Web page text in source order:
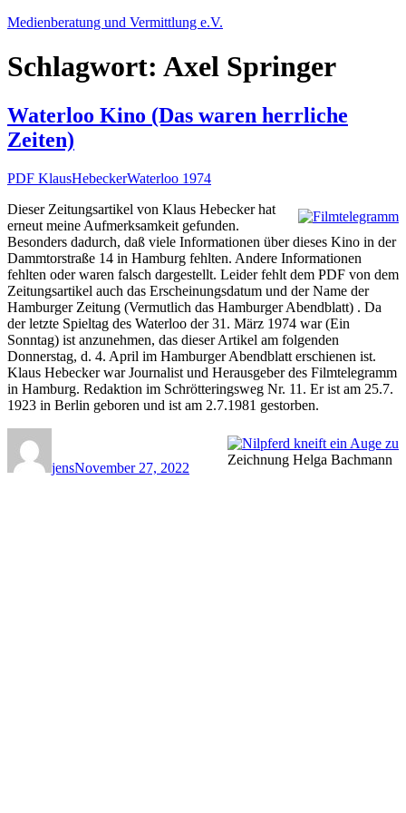
Zum
springen
Medienberatung und Vermittlung e.V.
Schlagwort: Axel Springer
Waterloo Kino (Das waren herrliche
Zeiten)
PDF KlausHebeckerWaterloo 1974
Dieser Zeitungsartikel von Klaus Hebecker hat
erneut meine Aufmerksamkeit gefunden.
Besonders dadurch, daß viele Informationen über dieses Kino in der
Dammtorstraße 14 in Hamburg fehlten. Andere Informationen
fehlten oder waren falsch dargestellt. Leider fehlt dem PDF von dem
Zeitungsartikel auch das Erscheinungsdatum und der Name der
Hamburger Zeitung (Vermutlich das Hamburger Abendblatt) . Da
der letzte Spieltag des Waterloo der 31. März 1974 war (Ein
Sonntag) ist anzunehmen, das dieser Artikel am folgenden
Donnerstag, d. 4. April im Hamburger Abendblatt erschienen ist.
Klaus Hebecker war Journalist und Herausgeber des Filmtelegramm
in Hamburg. Redaktion im Schrötteringsweg Nr. 11. Er ist am 25.7.
1923 in Berlin geboren und ist am 2.7.1981 gestorben.
Zeichnung Helga Bachmann
jensNovember 27, 2022